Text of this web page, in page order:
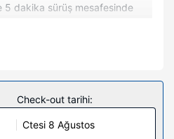
5 dakika sürüş mesafesinde
Kurtuluşu Anıtı) ile 1,2 mi (2
için 172 klimalı odada
bulunmaktadır. Kablolu ve
Check-out tarihi:
Ctesi 8 Ağustos